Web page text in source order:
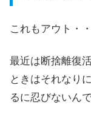
これもアウト・・
最近は断捨離復
ときはそれなり
るに忍びないん